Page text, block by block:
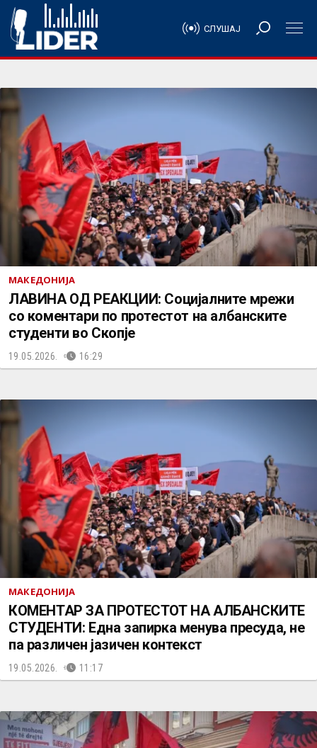
СЛУШАЈ
МАКЕДОНИЈА
ЛАВИНА ОД РЕАКЦИИ: Социјалните мрежи
со коментари по протестот на албанските
студенти во Скопје
19.05.2026. 16:29
МАКЕДОНИЈА
КОМЕНТАР ЗА ПРОТЕСТОТ НА АЛБАНСКИТЕ
СТУДЕНТИ: Една запирка менува пресуда, не
па различен јазичен контекст
19.05.2026. 11:17